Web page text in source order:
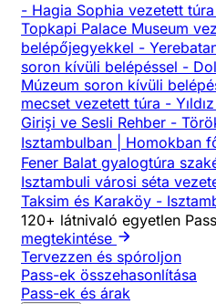
- Hagia Sophia vezetett
Topkapi Palace Museum
belépőjegyekkel -
soron kívüli belépéssel -
Múzeum soron kívüli
mecset vezetett túra -
Girişi ve Sesli Rehber -
Isztambulban | Homokban
Fener Balat gyalogtúra
Isztambuli városi séta
Taksim és Karaköy -
120+ látnivaló egyetlen
megtekintése
Tervezzen és spóroljon
Pass-ek összehasonlítása
Pass-ek és árak